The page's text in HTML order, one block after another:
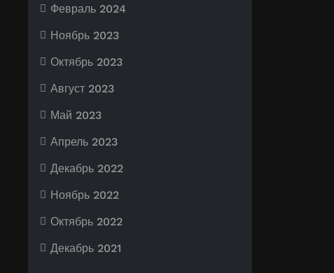
Февраль 2024
Ноябрь 2023
Октябрь 2023
Август 2023
Май 2023
Апрель 2023
Декабрь 2022
Ноябрь 2022
Октябрь 2022
Декабрь 2021